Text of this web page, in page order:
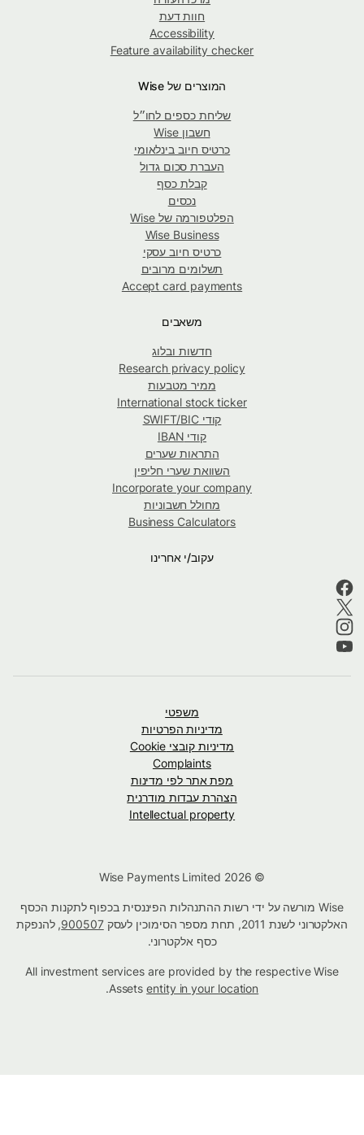
חוות דעת
Accessibility
Feature availability checker
המוצרים של Wise
שליחת כספים לחו״ל
חשבון Wise
כרטיס חיוב בינלאומי
העברת סכום גדול
קבלת כסף
נכסים
הפלטפורמה של Wise
Wise Business
כרטיס חיוב עסקי
תשלומים מרובים
Accept card payments
משאבים
חדשות ובלוג
Research privacy policy
ממיר מטבעות
International stock ticker
קודי SWIFT/BIC
קודי IBAN
התראות שערים
השוואת שערי חליפין
Incorporate your company
מחולל חשבוניות
Business Calculators
עקוב/י אחרינו
משפטי
מדיניות הפרטיות
מדיניות קובצי Cookie
Complaints
מפת אתר לפי מדינות
הצהרת עבדות מודרנית
Intellectual property
Wise מורשה על ידי רשות ההתנהלות הפיננסית בכפוף לתקנות הכסף
האלקטרוני לשנת 2011, תחת מספר הסימוכין לעסק
900507, להנפקת
כסף אלקטרוני.
All investment services are provided by the respective Wise
Assetsentity in your location
.